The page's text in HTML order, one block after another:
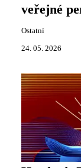
veřejné
Ostatní
24. 05. 2026